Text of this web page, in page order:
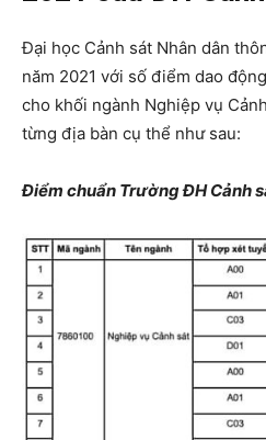
Đại học Cảnh sát Nhân dân
năm 2021 với số điểm dao
cho khối ngành Nghiệp vụ
từng địa bàn cụ thể như sau:
Điểm chuẩn Trường ĐH Cảnh